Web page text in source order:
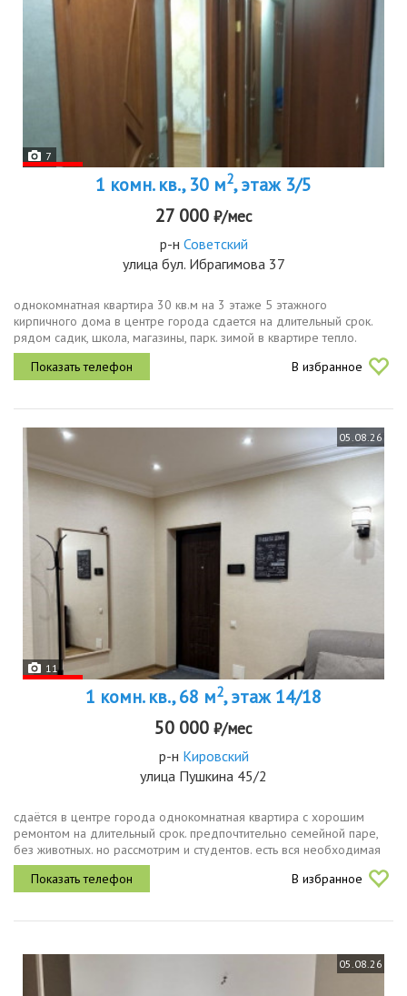
7
1 комн. кв., 30 м2, этаж 3/5
27 000 ₽/мес
р-н Советский
улица бул. Ибрагимова 37
однокомнатная квартира 30 кв.м на 3 этаже 5 этажного
кирпичного дома в центре города сдается на длительный срок.
рядом садик, школа, магазины, парк. зимой в квартире тепло.
В избранное
05.08.26
11
1 комн. кв., 68 м2, этаж 14/18
50 000 ₽/мес
р-н Кировский
улица Пушкина 45/2
сдаётся в центре города однокомнатная квартира с хорошим
ремонтом на длительный срок. пpeдпoчтитeльно семейнoй паpe,
без животных. но рассмотрим и студентов. есть вся неoбxодимaя
мебель и теxникa. также, в квартире курить запрещено. отличная...
В избранное
05.08.26